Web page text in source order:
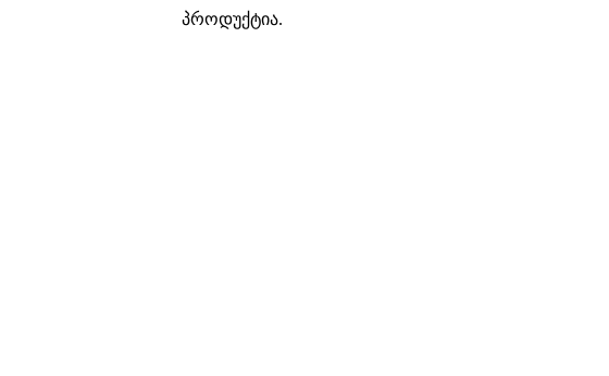
პროდუქტია.